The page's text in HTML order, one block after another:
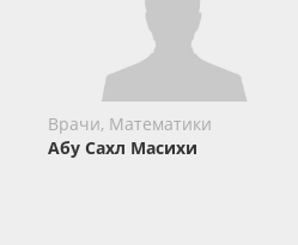
Врачи, Математики
Абу Сахл Масихи